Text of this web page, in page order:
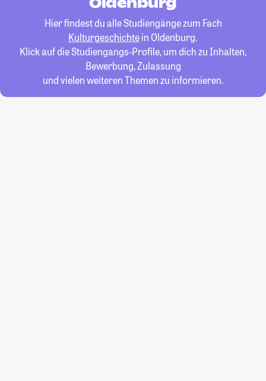
Hier findest du alle Studiengänge zum Fach
Kulturgeschichtein Oldenburg.
Klick auf die Studiengangs-Profile, um dich zu Inhalten,
Bewerbung, Zulassung
und vielen weiteren Themen zu informieren.